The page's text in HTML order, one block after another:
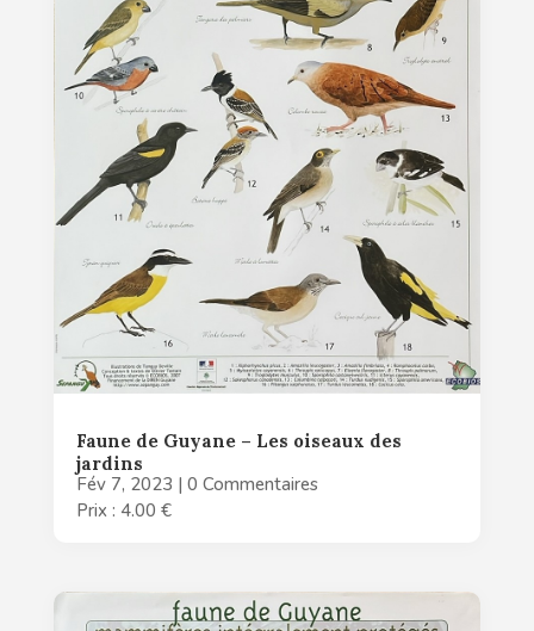
Faune de Guyane – Les oiseaux des
jardins
Fév 7, 2023 | 0 Commentaires
Prix : 4.00 €